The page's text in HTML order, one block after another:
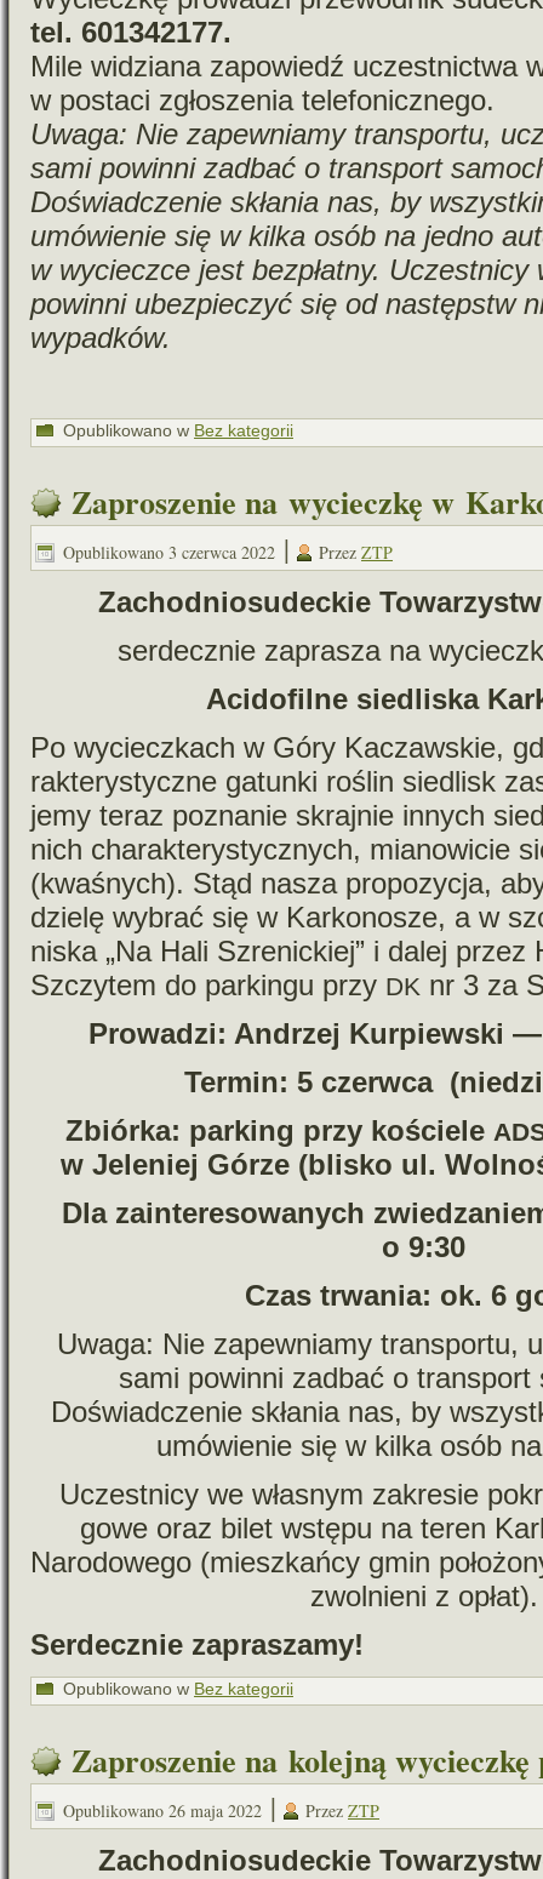
tel. 601342177.
Mile widziana zapo­wiedź uczest­nic­twa
w postaci zgło­sze­nia tele­fo­nicz­nego.
Uwaga: Nie zapew­niamy trans­portu,
sami powinni zadbać o trans­port
Doświadczenie skła­nia nas, by
umó­wie­nie się w kilka osób na jedno
w wycieczce jest bez­płatny. Uczestnicy
powinni ubez­pie­czyć się od następstw
wypadków.
Opublikowano w Bez kategorii
Zaproszenie na wycieczkę w
Opublikowano 3 czerwca 2022 | Przez ZTP
Zachodniosudeckie
ser­decz­nie zapra­sza na
Acidofilne sie­dli­ska
Po wyciecz­kach w Góry Kaczawskie,
rak­te­ry­styczne gatunki roślin sie­dlisk
jemy teraz pozna­nie skraj­nie innych
nich cha­rak­te­ry­stycz­nych, mia­no­wi­cie
(kwa­śnych). Stąd nasza pro­po­zy­cja,
dzielę wybrać się w Karkonosze, a w
ni­ska „Na Hali Szrenickiej” i dalej przez
Szczytem do par­kingu przy DK nr 3 za
Prowadzi: Andrzej Kurpiewski —
Termin: 5 czerwca
Zbiórka: par­king przy kościele
w Jeleniej Górze (bli­sko ul.
Dla zain­te­re­so­wa­nych
o 9:30
Czas trwa­nia: ok. 6
Uwaga: Nie zapew­niamy trans­portu,
sami powinni zadbać o trans­port
Doświadczenie skła­nia nas, by
umó­wie­nie się w kilka osób
Uczestnicy we wła­snym zakre­sie
gowe oraz bilet wstępu na teren
Narodowego (miesz­kańcy gmin
zwol­nieni z opłat).
Serdecznie zapra­szamy!
Opublikowano w Bez kategorii
Zaproszenie na kolejną
Opublikowano 26 maja 2022 | Przez ZTP
Zachodniosudeckie